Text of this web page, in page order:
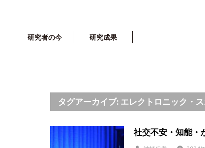
研究者の今 研究成果
タグアーカイブ: エレクトロニック・
社交不安・知能